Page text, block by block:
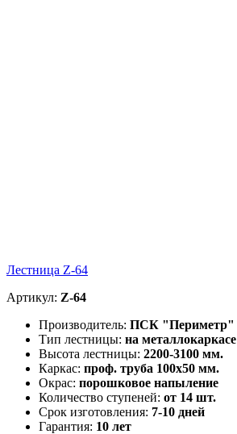
Лестница Z-64
Артикул: Z-64
Производитель: ПСК "Периметр"
Тип лестницы: на металлокаркасе
Высота лестницы: 2200-3100 мм.
Каркас: проф. труба 100х50 мм.
Окрас: порошковое напыление
Количество ступеней: от 14 шт.
Срок изготовления: 7-10 дней
Гарантия: 10 лет